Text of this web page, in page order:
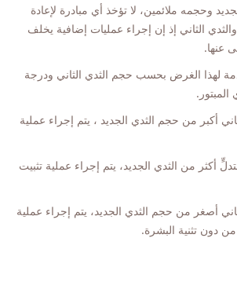
وحجمه ملائمين، لا تؤخذ أي مبادرة لإعادة
والثدي الثاني إذ إن إجراء عمليات إضافية يخلف
عنها.
لهذا الغرض بحسب حجم الثدي الثاني ودرجة
المبتور.
أكبر من حجم الثدي الجديد ، يتم إجراء عملية
أكثر من الثدي الجديد، يتم إجراء عملية تثبيت
أصغر من حجم الثدي الجديد، يتم إجراء عملية
من دون تثنية البشرة.